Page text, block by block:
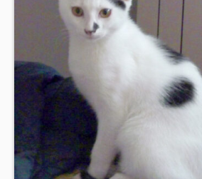
NOUS AIDER
CONTACT
BOUTIQUE
FORUM